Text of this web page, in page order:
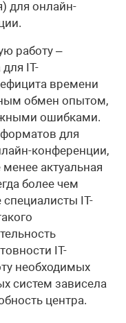
для онлайн-
работу –
для IT-
времени
обмен опытом,
ошибками.
для
конференции,
актуальная
более чем
IT-
IT-
необходимых
систем зависела
центра.